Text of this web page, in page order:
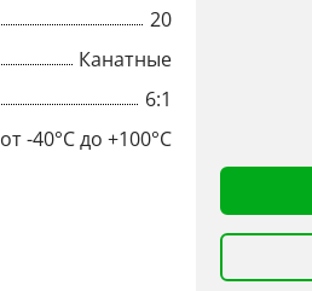
20
Канатные
6:1
от -40°C до +100°C